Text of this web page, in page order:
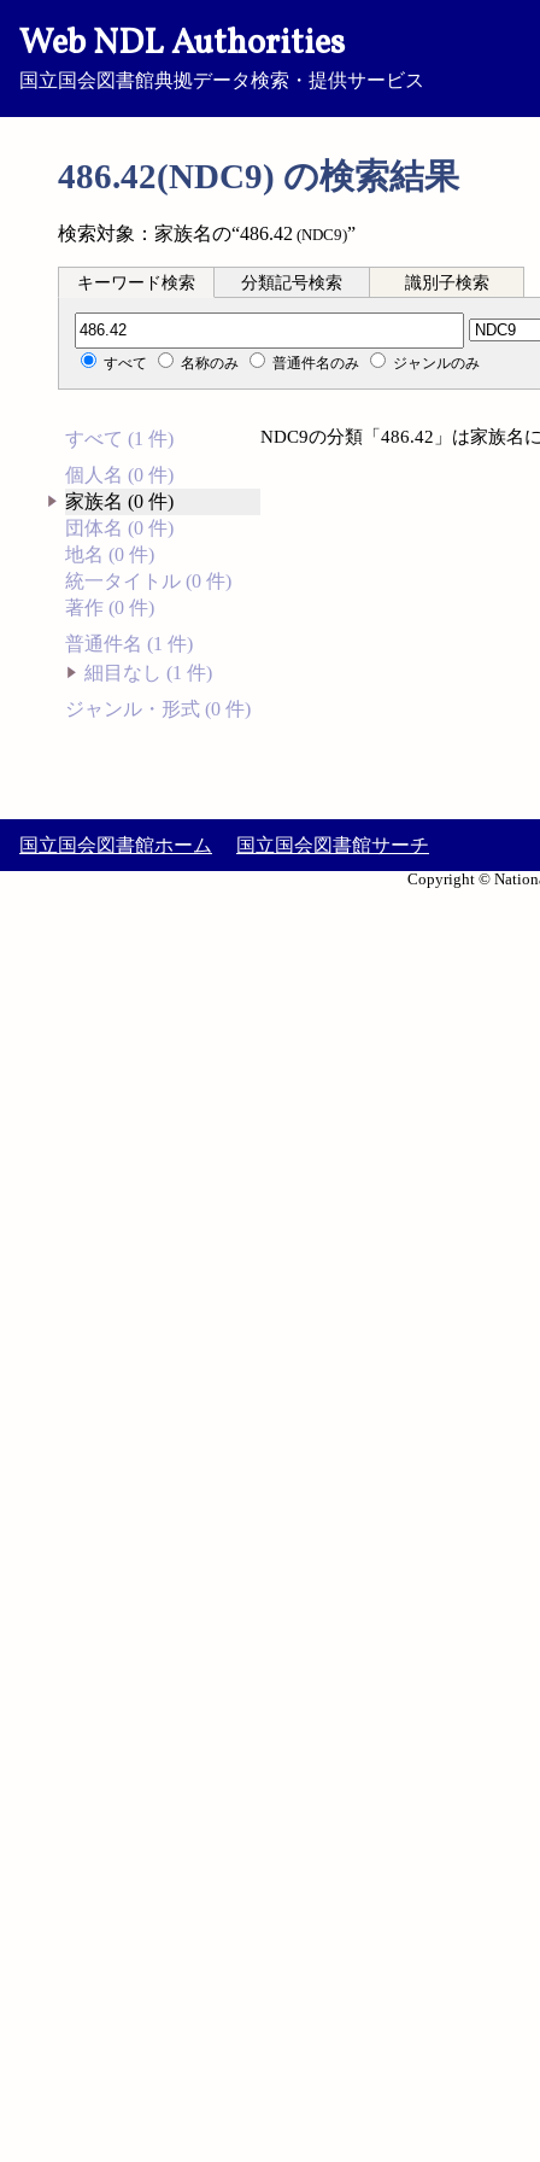
Web NDL Authorities
国立国会図書館典拠データ検索・提供サービス
486.42(NDC9) の検索結果
検索対象：家族名の“486.42 (NDC9)”
キーワード検索 分類記号検索 識別子検索
分類記号検索
すべて 名称のみ 普通件名のみ ジャンルのみ
すべて (1 件)
個人名 (0 件)
家族名 (0 件)
団体名 (0 件)
地名 (0 件)
統一タイトル (0 件)
著作 (0 件)
普通件名 (1 件)
細目なし (1 件)
ジャンル・形式 (0 件)
NDC9の分類「486.42」は家族名
国立国会図書館ホーム 国立国会図書館サーチ
Copyright ©